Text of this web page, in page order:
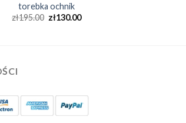
torebka ochnik
zł195.00 zł130.00